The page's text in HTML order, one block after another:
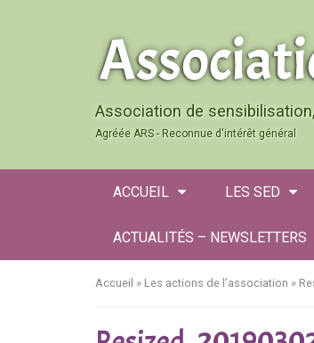
Association de
Agréée ARS - Reconnue d'intérêt général
ACCUEIL LES SED
ACTUALITÉS – NEWSLETTERS
Accueil » Les actions de l’association »